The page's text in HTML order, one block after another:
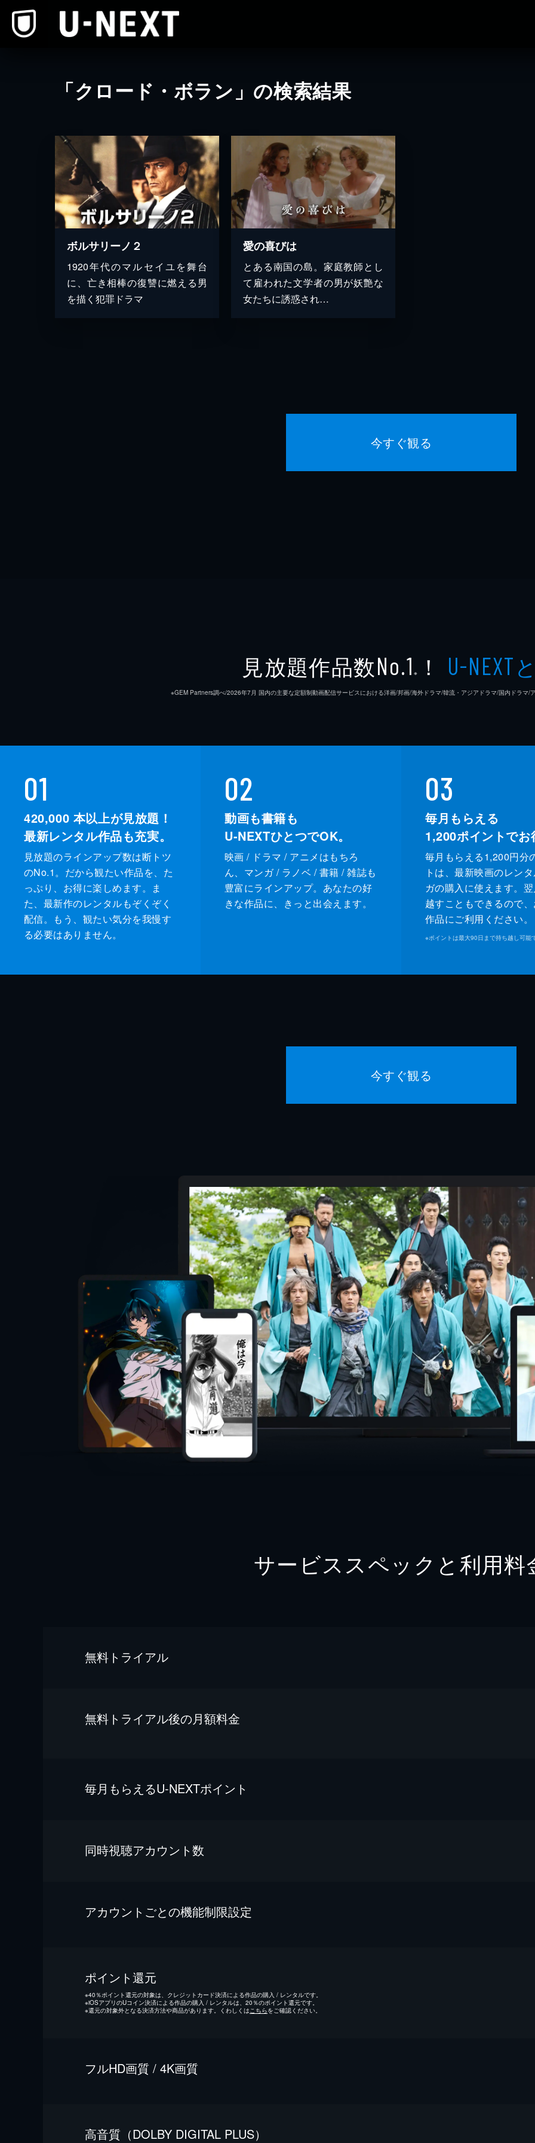
「クロード・ボラン」の検索結果
ボルサリーノ２
1920年代のマルセイユを舞台
に、亡き相棒の復讐に燃える男
を描く犯罪ドラマ
愛の喜びは
とある南国の島。家庭教師とし
て雇われた文学者の男が妖艶な
女たちに誘惑され…
今すぐ観る
見放題作品数No.1 ※ ！ U-NEXT
※GEM Partners調べ/2026年7⽉ 国内の主要な定額制動画配信サービスにおける洋画/邦画/海外ドラマ/韓流・アジアドラマ/国内ドラマ/
01
420,000 本以上が見放題！
最新レンタル作品も充実。
見放題のラインアップ数は断トツ
のNo.1。だから観たい作品を、た
っぷり、お得に楽しめます。ま
た、最新作のレンタルもぞくぞく
配信。もう、観たい気分を我慢す
る必要はありません。
02
動画も書籍も
U-NEXTひとつでOK。
映画 / ドラマ / アニメはもちろ
ん、マンガ / ラノベ / 書籍 / 雑誌も
豊富にラインアップ。あなたの好
きな作品に、きっと出会えます。
03
毎月もらえる
1,200ポイントでお
毎月もらえる1,200円分
トは、最新映画のレン
ガの購入に使えます。
越すこともできるので
作品にご利用ください。
※ポイントは最大90日まで持ち越し可能
今すぐ観る
サービススペックと利用料
無料トライアル
無料トライアル後の⽉額料金
毎⽉もらえるU-NEXTポイント
同時視聴アカウント数
アカウントごとの機能制限設定
ポイント還元
※40％ポイント還元の対象は、クレジットカード決済による作品の購入 / レンタルです。
※iOSアプリのUコイン決済による作品の購入 / レンタルは、20％のポイント還元です。
※還元の対象外となる決済方法や商品があります。くわしくは こちらをご確認ください。
フルHD画質 / 4K画質
⾼⾳質（DOLBY DIGITAL PLUS）